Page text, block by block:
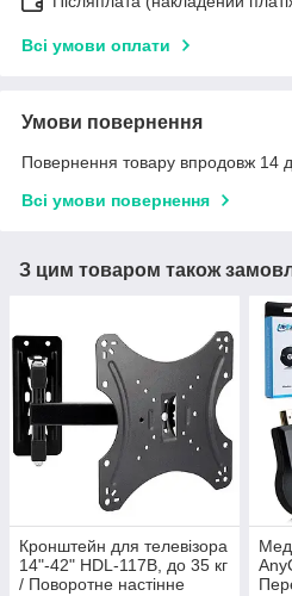
Всі умови оплати
Умови повернення
Повернення товару впродовж 14
Всі умови повернення
З цим товаром також
Кронштейн для телевізора
14"-42" HDL-117B, до 35 кг
/ Поворотне настінне